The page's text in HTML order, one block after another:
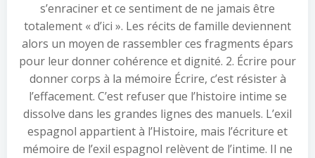
s’enraciner et ce sentiment de ne jamais être
totalement « d’ici ». Les récits de famille deviennent
alors un moyen de rassembler ces fragments épars
pour leur donner cohérence et dignité. 2. Écrire pour
donner corps à la mémoire Écrire, c’est résister à
l’effacement. C’est refuser que l’histoire intime se
dissolve dans les grandes lignes des manuels. L’exil
espagnol appartient à l’Histoire, mais l’écriture et
mémoire de l’exil espagnol relèvent de l’intime. Il ne